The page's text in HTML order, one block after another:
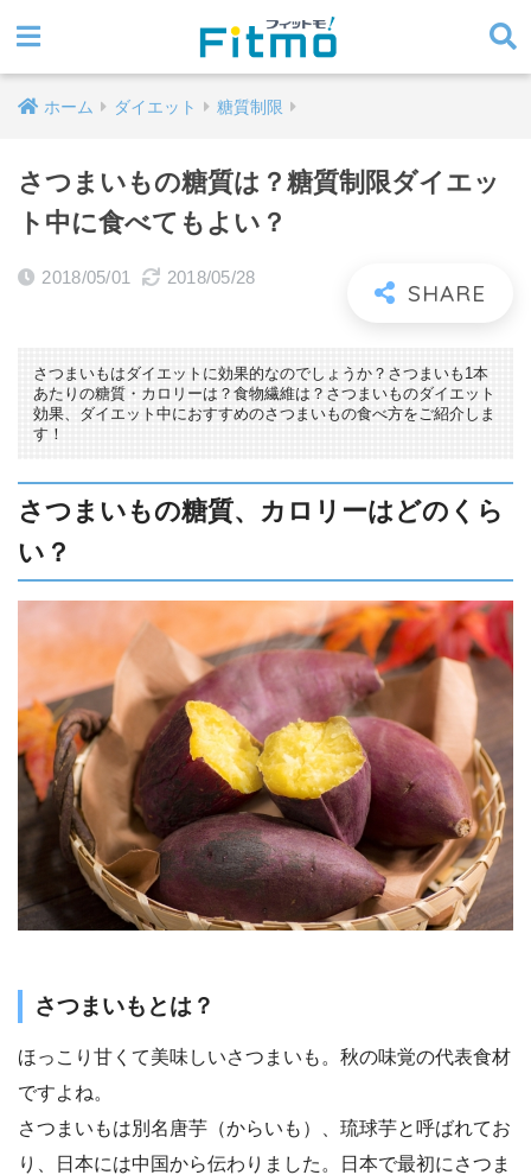
ホーム ダイエット 糖質制限
さつまいもの糖質は？糖質制限ダイエッ
ト中に食べてもよい？
2018/05/01 2018/05/28
さつまいもはダイエットに効果的なのでしょうか？さつまいも1本
あたりの糖質・カロリーは？食物繊維は？さつまいものダイエット
効果、ダイエット中におすすめのさつまいもの食べ方をご紹介しま
す！
さつまいもの糖質、カロリーはどのくら
い？
さつまいもとは？
ほっこり甘くて美味しいさつまいも。秋の味覚の代表食材
ですよね。
さつまいもは別名唐芋（からいも）、琉球芋と呼ばれてお
り、日本には中国から伝わりました。日本で最初にさつま